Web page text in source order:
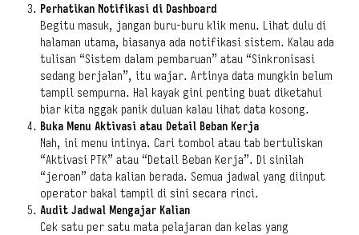
Perhatikan Notifikasi di Dashboard
Begitu masuk, jangan buru-buru klik menu. Lihat dulu di
halaman utama, biasanya ada notifikasi sistem. Kalau ada
tulisan “Sistem dalam pembaruan” atau “Sinkronisasi
sedang berjalan”, itu wajar. Artinya data mungkin belum
tampil sempurna. Hal kayak gini penting buat diketahui
biar kita nggak panik duluan kalau lihat data kosong.
Buka Menu Aktivasi atau Detail Beban Kerja
Nah, ini menu intinya. Cari tombol atau tab bertuliskan
“Aktivasi PTK” atau “Detail Beban Kerja”. Di sinilah
“jeroan” data kalian berada. Semua jadwal yang diinput
operator bakal tampil di sini secara rinci.
Audit Jadwal Mengajar Kalian
Cek satu per satu mata pelajaran dan kelas yang